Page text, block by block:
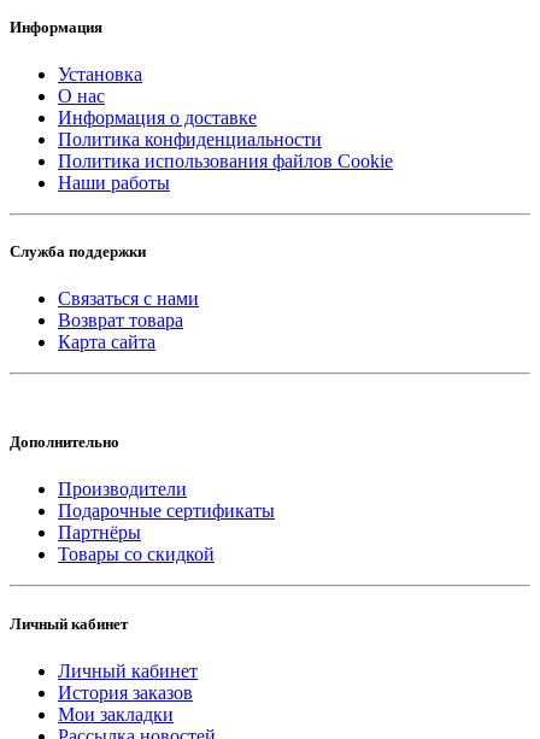
Информация
Установка
О нас
Информация о доставке
Политика конфиденциальности
Политика использования файлов Cookie
Наши работы
Служба поддержки
Связаться с нами
Возврат товара
Карта сайта
Дополнительно
Производители
Подарочные сертификаты
Партнёры
Товары со скидкой
Личный кабинет
Личный кабинет
История заказов
Мои закладки